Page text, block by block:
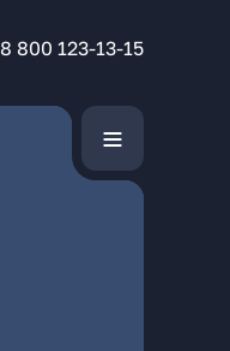
8 800 123-13-15